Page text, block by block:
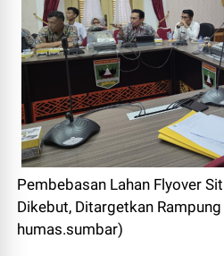
Pembebasan Lahan Flyover
Dikebut, Ditargetkan
humas.sumbar)